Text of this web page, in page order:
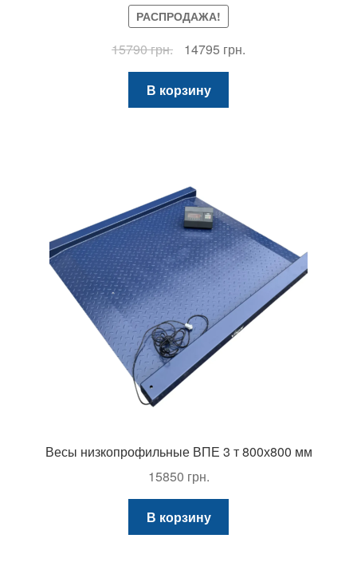
РАСПРОДАЖА!
15790грн.
Первоначальная
цена
составляла
15790 грн..
14795 грн.Текущая
В корзину
Весы низкопрофильные ВПЕ 3 т 800х800 мм
15850 грн.
В корзину